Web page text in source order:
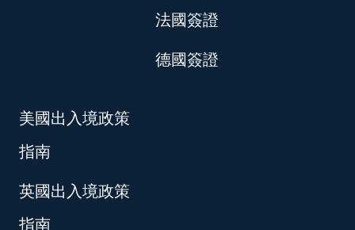
法國簽證
德國簽證
美國出入境政策
指南
英國出入境政策
指南